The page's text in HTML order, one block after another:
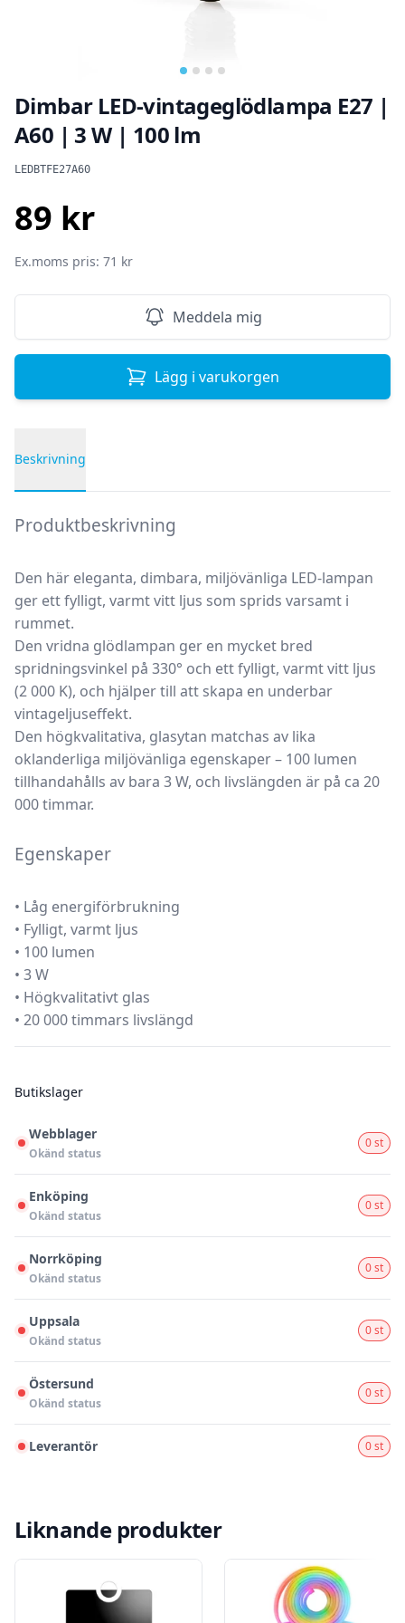
Dimbar LED-vintageglödlampa E27 |
A60 | 3 W | 100 lm
LEDBTFE27A60
Produktinformation
89 kr
Ex.moms pris: 71 kr
Meddela mig
Lägg i varukorgen
Beskrivning
Produktbeskrivning
Den här eleganta, dimbara, miljövänliga LED-lampan
ger ett fylligt, varmt vitt ljus som sprids varsamt i
rummet.
Den vridna glödlampan ger en mycket bred
spridningsvinkel på 330° och ett fylligt, varmt vitt ljus
(2 000 K), och hjälper till att skapa en underbar
vintageljuseffekt.
Den högkvalitativa, glasytan matchas av lika
oklanderliga miljövänliga egenskaper – 100 lumen
tillhandahålls av bara 3 W, och livslängden är på ca 20
000 timmar.
Egenskaper
• Låg energiförbrukning
• Fylligt, varmt ljus
• 100 lumen
• 3 W
• Högkvalitativt glas
• 20 000 timmars livslängd
Butikslager
Webblager
Okänd status
0 st
Enköping
Okänd status
0 st
Norrköping
Okänd status
0 st
Uppsala
Okänd status
0 st
Östersund
Okänd status
0 st
Leverantör 0 st
Liknande produkter